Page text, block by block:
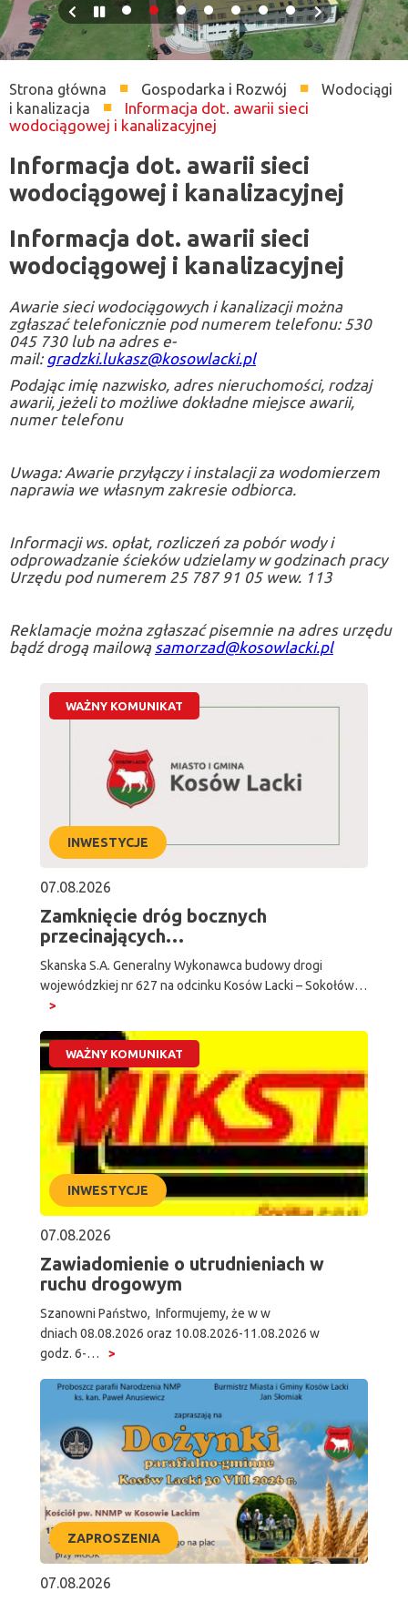
Pause
Previous
slide
Next
slide
Ścieżka
nawigacyjna
Strona główna Gospodarka i Rozwój
Wodociągi
i kanalizacja
Informacja dot. awarii sieci
wodociągowej i kanalizacyjnej
Informacja dot. awarii sieci
wodociągowej i kanalizacyjnej
Informacja dot. awarii sieci
wodociągowej i kanalizacyjnej
Awarie sieci wodociągowych i kanalizacji można
zgłaszać telefonicznie pod numerem telefonu: 530
045 730 lub na adres e-
mail: gradzki.lukasz@kosowlacki.pl
Podając imię nazwisko, adres nieruchomości, rodzaj
awarii, jeżeli to możliwe dokładne miejsce awarii,
numer telefonu
Uwaga: Awarie przyłączy i instalacji za wodomierzem
naprawia we własnym zakresie odbiorca.
Informacji ws. opłat, rozliczeń za pobór wody i
odprowadzanie ścieków udzielamy w godzinach pracy
Urzędu pod numerem 25 787 91 05 wew. 113
Reklamacje można zgłaszać pisemnie na adres urzędu
bądź drogą mailową samorzad@kosowlacki.pl
WAŻNY KOMUNIKAT
INWESTYCJE
07.08.2026
Zamknięcie dróg bocznych
przecinających…
Skanska S.A. Generalny Wykonawca budowy drogi
wojewódzkiej nr 627 na odcinku Kosów Lacki – Sokołów…
WAŻNY KOMUNIKAT
INWESTYCJE
07.08.2026
Zawiadomienie o utrudnieniach w
ruchu drogowym
Szanowni Państwo, Informujemy, że w w
dniach 08.08.2026 oraz 10.08.2026-11.08.2026 w
godz. 6-…
ZAPROSZENIA
07.08.2026